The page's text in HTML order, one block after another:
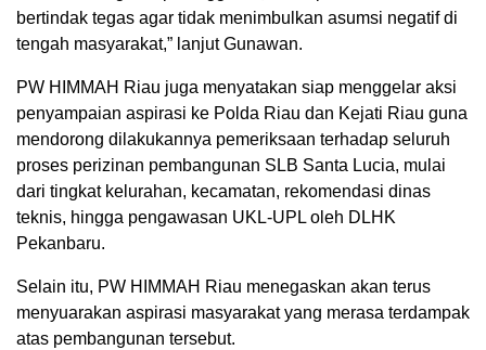
bertindak tegas agar tidak menimbulkan asumsi negatif di
tengah masyarakat,” lanjut Gunawan.
PW HIMMAH Riau juga menyatakan siap menggelar aksi
penyampaian aspirasi ke Polda Riau dan Kejati Riau guna
mendorong dilakukannya pemeriksaan terhadap seluruh
proses perizinan pembangunan SLB Santa Lucia, mulai
dari tingkat kelurahan, kecamatan, rekomendasi dinas
teknis, hingga pengawasan UKL-UPL oleh DLHK
Pekanbaru.
Selain itu, PW HIMMAH Riau menegaskan akan terus
menyuarakan aspirasi masyarakat yang merasa terdampak
atas pembangunan tersebut.